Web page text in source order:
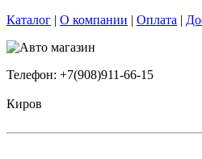
Каталог | О компании | Оплата |
Телефон: +7(908)911-66-15
Киров